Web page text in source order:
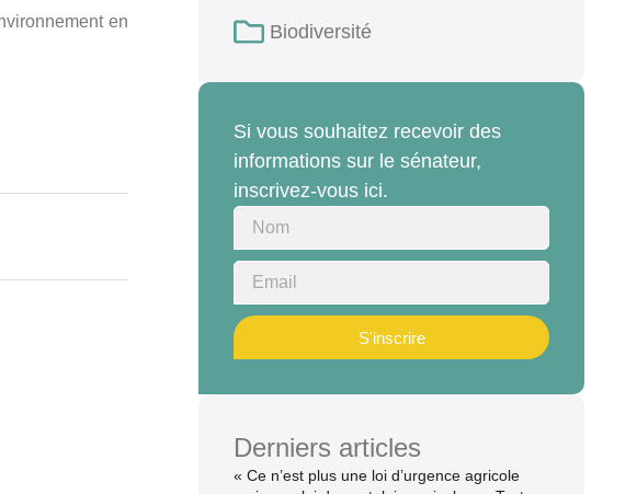
en
Biodiversité
Si vous souhaitez recevoir des
informations sur le sénateur,
inscrivez-vous ici.
S'inscrire
Derniers articles
« Ce n’est plus une loi d’urgence agricole